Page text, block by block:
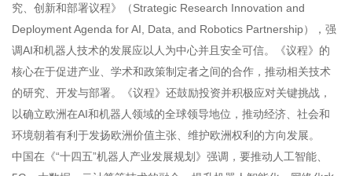
究、创新和部署议程》（Strategic Research Innovation and
Deployment Agenda for AI, Data, and Robotics Partnership），强
调AI和机器人技术的发展应以人为中心并且安全可信。《议程》的
核心在于促进产业、学术和政策制定者之间的合作，推动相关技术
的研究、开发与部署。《议程》还鼓励投资并积极应对关键挑战，
以确立欧洲在AI和机器人领域的全球领导地位，推动经济、社会和
环境朝着有利于发扬欧洲价值主张、维护欧洲权利的方向发展。
中国在《“十四五”机器人产业发展规划》强调，要推动人工智能、